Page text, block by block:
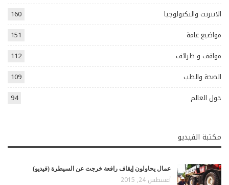
الانترنت والتكنولوجيا
160
مواضيع عامة
151
مواقف و طرائف
112
الصحة والطب
109
حول العالم
94
مكتبة الفيديو
عمال يحاولون إيقاف رافعة خرجت عن السيطرة (فيديو)
أغسطس 24, 2015